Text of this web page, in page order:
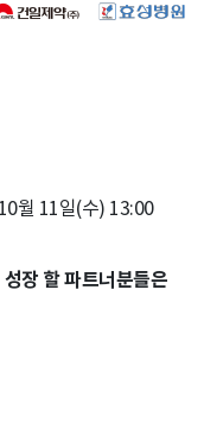
월 11일(수) 13:00
장 할 파트너분들은